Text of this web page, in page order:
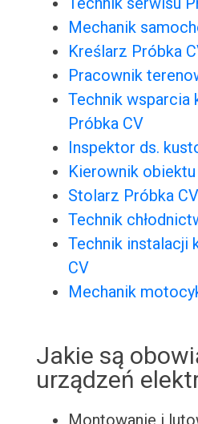
Mechanik
Kreślarz Próbka
Pracownik
Technik wsparcia
Próbka CV
Inspektor ds.
Kierownik
Stolarz Próbka CV
Technik
Technik instalacji
CV
Mechanik
Jakie są
urządzeń
Montowanie i